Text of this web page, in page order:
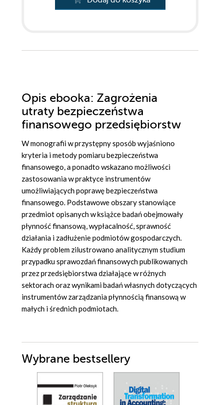
Opis ebooka: Zagrożenia
utraty bezpieczeństwa
finansowego przedsiębiorstw
W monografii w przystępny sposób wyjaśniono
kryteria i metody pomiaru bezpieczeństwa
finansowego, a ponadto wskazano możliwości
zastosowania w praktyce instrumentów
umożliwiających poprawę bezpieczeństwa
finansowego. Podstawowe obszary stanowiące
przedmiot opisanych w książce badań obejmowały
płynność finansową, wypłacalność, sprawność
działania i zadłużenie podmiotów gospodarczych.
Każdy problem zilustrowano analitycznym studium
przypadku sprawozdań finansowych publikowanych
przez przedsiębiorstwa działające w różnych
sektorach oraz wynikami badań własnych dotyczących
instrumentów zarządzania płynnością finansową w
małych i średnich podmiotach.
Wybrane bestsellery